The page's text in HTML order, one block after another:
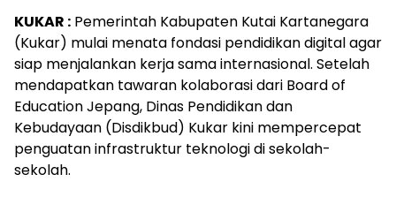
KUKAR : Pemerintah Kabupaten Kutai Kartanegara
(Kukar) mulai menata fondasi pendidikan digital agar
siap menjalankan kerja sama internasional. Setelah
mendapatkan tawaran kolaborasi dari Board of
Education Jepang, Dinas Pendidikan dan
Kebudayaan (Disdikbud) Kukar kini mempercepat
penguatan infrastruktur teknologi di sekolah-
sekolah.